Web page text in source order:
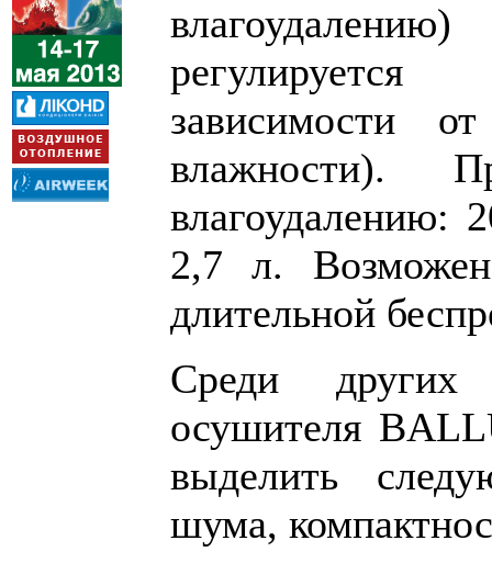
зависимости
влажности).
влагоудалению:
2,7 л. Возможен
длительной
Среди других
осушителя
выделить
шума,